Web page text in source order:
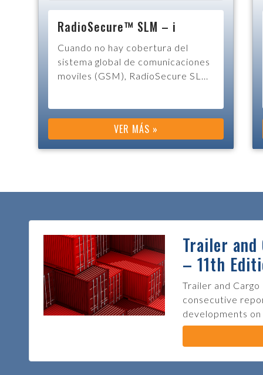
Precinto con perno B-FIX
B-Fix es un precinto de barrera de
alta seguridad que cuenta con el
certificado de la Asoc...
VER MÁS »
Trailer
– 11th
Trailer and
consecutive
developments